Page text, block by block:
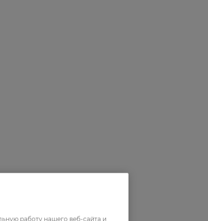
работу нашего веб-сайта и